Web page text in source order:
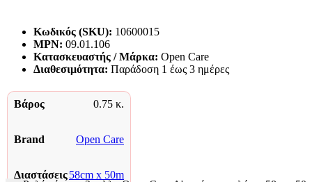
Κωδικός (SKU): 10600015
MPN: 09.01.106
Κατασκευαστής / Μάρκα: Open Care
Διαθεσιμότητα: Παράδoση 1 έως 3 ημέρες
Βάρος 0.75 κ.
Brand Open Care
Διαστάσεις58cm x 50m